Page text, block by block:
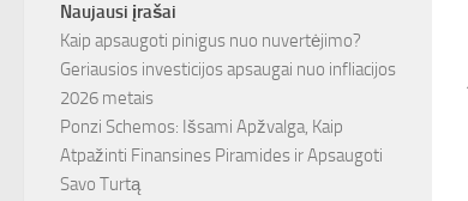
Naujausi įrašai
Kaip apsaugoti pinigus nuo nuvertėjimo?
Geriausios investicijos apsaugai nuo infliacijos
2026 metais
Ponzi Schemos: Išsami Apžvalga, Kaip
Atpažinti Finansines Piramides ir Apsaugoti
Savo Turtą